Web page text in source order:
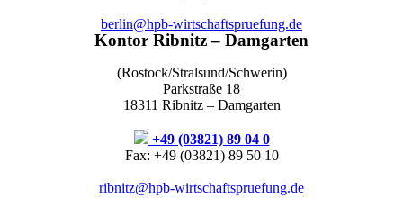
berlin@hpb-wirtschaftspruefung.de
Kontor Ribnitz – Damgarten
(Rostock/Stralsund/Schwerin)
Parkstraße 18
18311 Ribnitz – Damgarten
+49 (03821) 89 04 0
Fax: +49 (03821) 89 50 10
ribnitz@hpb-wirtschaftspruefung.de